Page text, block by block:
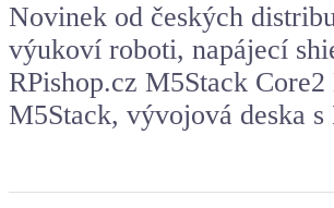
Novinek od českých
výukoví roboti, napájecí
RPishop.cz M5Stack
M5Stack, vývojová deska